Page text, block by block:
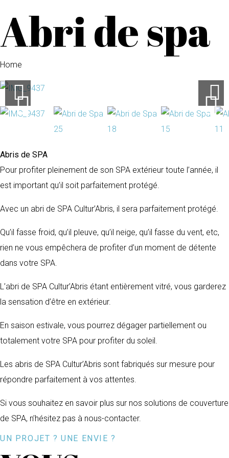
Abri de spa
Home
Abris de SPA
Pour profiter pleinement de son SPA extérieur toute l’année, il
est important qu’il soit parfaitement protégé.
Avec un abri de SPA Cultur’Abris, il sera parfaitement protégé.
Qu’il fasse froid, qu’il pleuve, qu’il neige, qu’il fasse du vent, etc,
rien ne vous empêchera de profiter d’un moment de détente
dans votre SPA.
L’abri de SPA Cultur’Abris étant entièrement vitré, vous garderez
la sensation d’être en extérieur.
En saison estivale, vous pourrez dégager partiellement ou
totalement votre SPA pour profiter du soleil.
Les abris de SPA Cultur’Abris sont fabriqués sur mesure pour
répondre parfaitement à vos attentes.
Si vous souhaitez en savoir plus sur nos solutions de couverture
de SPA, n’hésitez pas à nous-contacter.
UN PROJET ? UNE ENVIE ?